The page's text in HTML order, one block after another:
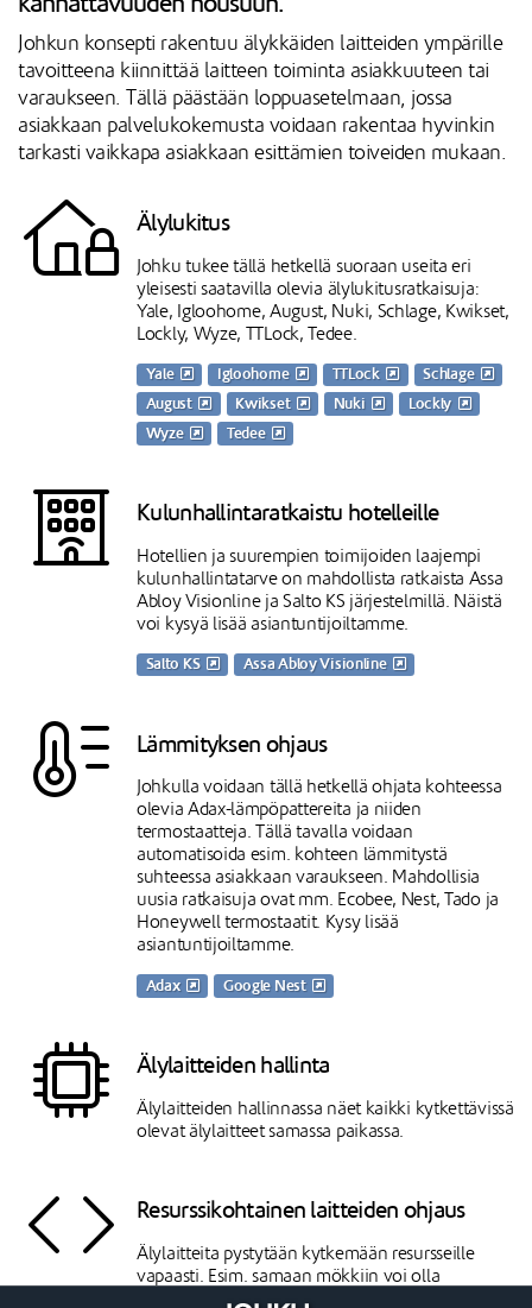
Johkun konsepti rakentuu älykkäiden laitteiden ympärille
tavoitteena kiinnittää laitteen toiminta asiakkuuteen tai
varaukseen. Tällä päästään loppuasetelmaan, jossa
asiakkaan palvelukokemusta voidaan rakentaa hyvinkin
tarkasti vaikkapa asiakkaan esittämien toiveiden mukaan.
Älylukitus
Johku tukee tällä hetkellä suoraan useita eri
yleisesti saatavilla olevia älylukitusratkaisuja:
Yale, Igloohome, August, Nuki, Schlage, Kwikset,
Lockly, Wyze, TTLock, Tedee.
Yale Igloohome TTLock
Schlage
August
Kwikset Nuki
Lockly
Wyze
Tedee
Kulunhallintaratkaistu hotelleille
Hotellien ja suurempien toimijoiden laajempi
kulunhallintatarve on mahdollista ratkaista Assa
Abloy Visionline ja Salto KS järjestelmillä. Näistä
voi kysyä lisää asiantuntijoiltamme.
Salto KS Assa Abloy Visionline
Lämmityksen ohjaus
Johkulla voidaan tällä hetkellä ohjata kohteessa
olevia Adax-lämpöpattereita ja niiden
termostaatteja. Tällä tavalla voidaan
automatisoida esim. kohteen lämmitystä
suhteessa asiakkaan varaukseen. Mahdollisia
uusia ratkaisuja ovat mm. Ecobee, Nest, Tado ja
Honeywell termostaatit. Kysy lisää
asiantuntijoiltamme.
Adax Google Nest
Älylaitteiden hallinta
Älylaitteiden hallinnassa näet kaikki kytkettävissä
olevat älylaitteet samassa paikassa.
Resurssikohtainen laitteiden ohjaus
Älylaitteita pystytään kytkemään resursseille
vapaasti. Esim. samaan mökkiin voi olla
kytkettynä useita lukkoja ja niitä kaikkia